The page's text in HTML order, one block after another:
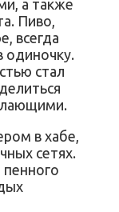
а также
Пиво,
всегда
одиночку.
стал
в хабе,
сетях.